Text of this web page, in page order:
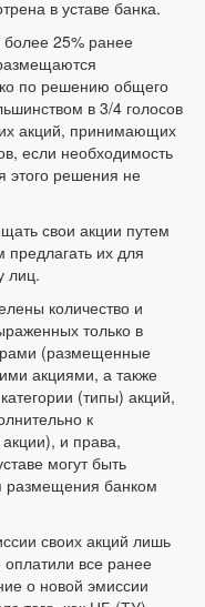
в уставе банка.
25% ранее
по решению общего
в 3/4 голосов
акций, принимающих
если необходимость
этого решения не
свои акции путем
их для
лиц.
количество и
только в
(размещенные
акциями, а также
(типы) акций,
к
и права,
могут быть
размещения банком
своих акций лишь
оплатили все ранее
о новой эмиссии